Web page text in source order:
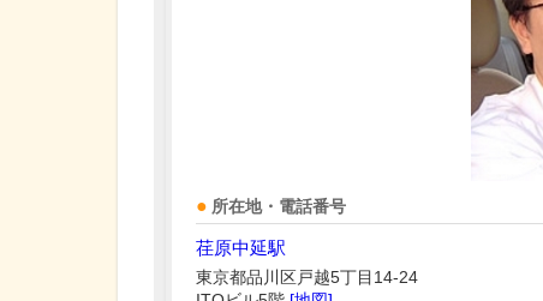
所在地・電話番号
荏原中延駅
東京都品川区戸越5丁目14-24